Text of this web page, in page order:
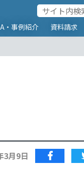
・事例紹介 資料請求
3月9日